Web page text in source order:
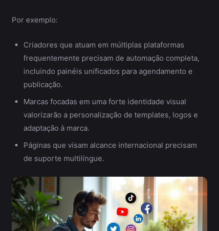
Por exemplo:
Criadores que atuam em múltiplas plataformas
frequentemente precisam de automação completa,
incluindo painéis unificados para agendamento e
publicação.
Marcas focadas em uma forte identidade visual
valorizarão a personalização de templates, logos e
adaptação à marca.
Páginas que visam alcance internacional precisam
de suporte multilíngue.